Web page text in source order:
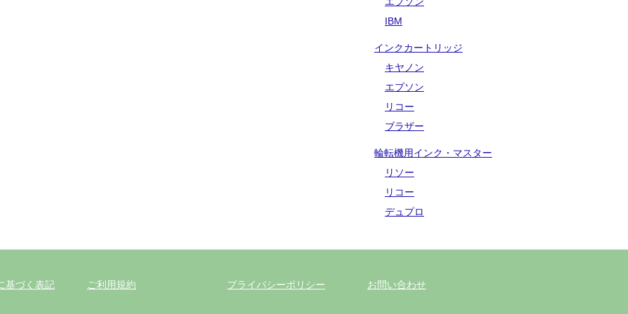
IBM
インクカートリッジ
キヤノン
エプソン
リコー
ブラザー
輪転機用インク・マスター
リソー
リコー
デュプロ
基づく表記 ご利用規約 プライバシーポリシー お問い合わせ